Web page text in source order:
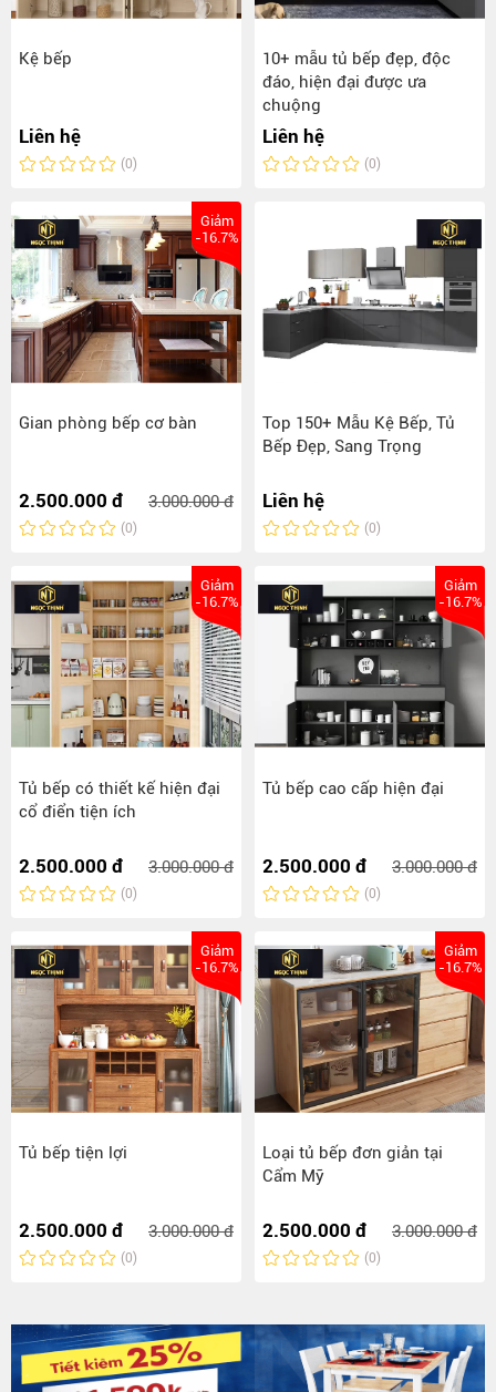
Kệ bếp
Liên hệ
(0)
10+ mẫu tủ bếp đẹp, độc
đáo, hiện đại được ưa
chuộng
Liên hệ
(0)
Giảm
-16.7%
Gian phòng bếp cơ bàn
2.500.000 đ 3.000.000 đ
(0)
Top 150+ Mẫu Kệ Bếp, Tủ
Bếp Đẹp, Sang Trọng
Liên hệ
(0)
Giảm
-16.7%
Tủ bếp có thiết kế hiện đại
cổ điển tiện ích
2.500.000 đ 3.000.000 đ
(0)
Giảm
-16.7%
Tủ bếp cao cấp hiện đại
2.500.000 đ 3.000.000 đ
(0)
Giảm
-16.7%
Tủ bếp tiện lợi
2.500.000 đ 3.000.000 đ
(0)
Giảm
-16.7%
Loại tủ bếp đơn giản tại
Cẩm Mỹ
2.500.000 đ 3.000.000 đ
(0)